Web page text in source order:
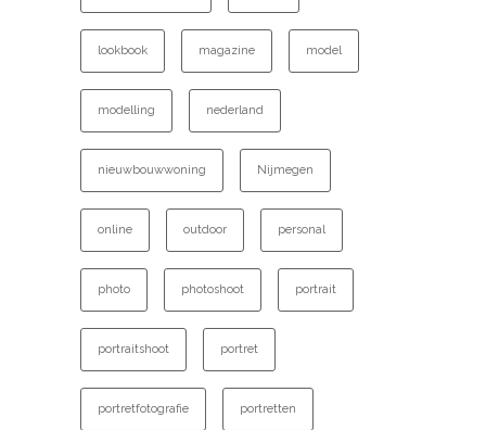
lookbook magazine model
modelling nederland
nieuwbouwwoning Nijmegen
online outdoor personal
photo photoshoot portrait
portraitshoot portret
portretfotografie portretten